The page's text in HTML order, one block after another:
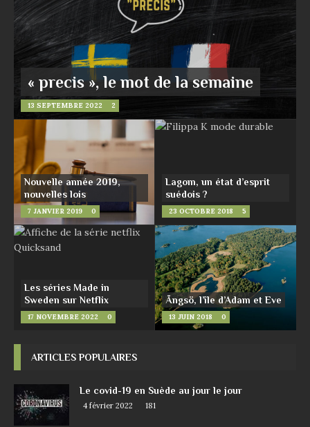
« precis », le mot de la semaine
13 SEPTEMBRE 2022 2
Nouvelle année 2019,
nouvelles lois
7 JANVIER 2019 0
Lagom, un état d’esprit
suédois ?
23 OCTOBRE 2018 5
Les séries Made in
Sweden sur Netflix
17 NOVEMBRE 2022 0
Ängsö, l’île d’Adam et Eve
13 JUIN 2018 0
ARTICLES POPULAIRES
Le covid-19 en Suède au jour le jour
4 février 2022 181